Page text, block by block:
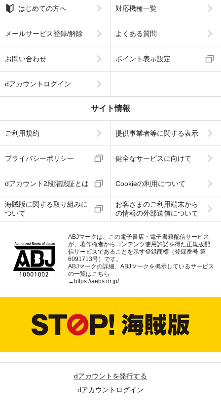
はじめての方へ 対応機種一覧
メールサービス登録/解除 よくある質問
お問い合わせ ポイント表示設定
dアカウントログイン
サイト情報
ご利用規約 提供事業者等に関する表示
プライバシーポリシー 健全なサービスに向けて
dアカウント2段階認証とは Cookieの利用について
海賊版に関する取り組みに
ついて
お客さまのご利用端末から
の情報の外部送信について
ABJマークは、この電子書店・電子書籍配信サービス
が、著作権者からコンテンツ使用許諾を得た正規版配
信サービスであることを示す登録商標（登録番号 第
6091713号）です。
ABJマークの詳細、ABJマークを掲示しているサービス
の一覧はこちら
→ https://aebs.or.jp/
dアカウントを発行する
dアカウントログイン